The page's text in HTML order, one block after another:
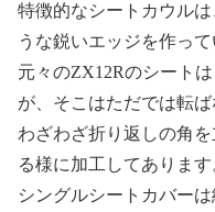
特徴的なシートカウル
うな鋭いエッジを作って
元々のZX12Rのシート
が、そこはただでは転ば
わざわざ折り返しの角
る様に加工してあります
シングルシートカバー